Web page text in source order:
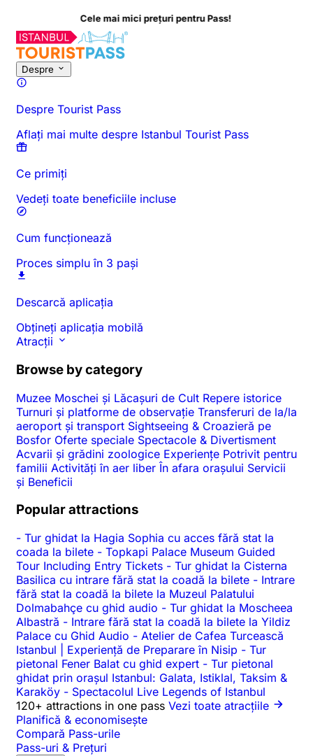
Despre
Despre Tourist Pass
Aflați mai multe despre Istanbul Tourist Pass
Ce primiți
Vedeți toate beneficiile incluse
Cum funcționează
Proces simplu în 3 pași
Descarcă aplicația
Obțineți aplicația mobilă
Atracții
Browse by category
Muzee Moschei și Lăcașuri de Cult Repere istorice
Turnuri și platforme de observație Transferuri de la/la
aeroport și transport Sightseeing & Croazieră pe
Bosfor Oferte speciale Spectacole & Divertisment
Acvarii și grădini zoologice Experiențe Potrivit pentru
familii Activități în aer liberÎn afara orașului Servicii
și Beneficii
Popular attractions
- Tur ghidat la Hagia Sophia cu acces fără stat la
coada la bilete - Topkapi Palace Museum Guided
Tour Including Entry Tickets - Tur ghidat la Cisterna
Basilica cu intrare fără stat la coadă la bilete - Intrare
fără stat la coadă la bilete la Muzeul Palatului
Dolmabahçe cu ghid audio - Tur ghidat la Moscheea
Albastră - Intrare fără stat la coadă la bilete la Yildiz
Palace cu Ghid Audio - Atelier de Cafea Turcească
Istanbul | Experiență de Preparare în Nisip - Tur
pietonal Fener Balat cu ghid expert - Tur pietonal
ghidat prin orașul Istanbul: Galata, Istiklal, Taksim &
Karaköy - Spectacolul Live Legends of Istanbul
120+ attractions in one pass Vezi toate atracțiile
Planifică & economisește
Compară Pass-urile
Pass-uri & Prețuri
Despre această activitate Prezentare generală